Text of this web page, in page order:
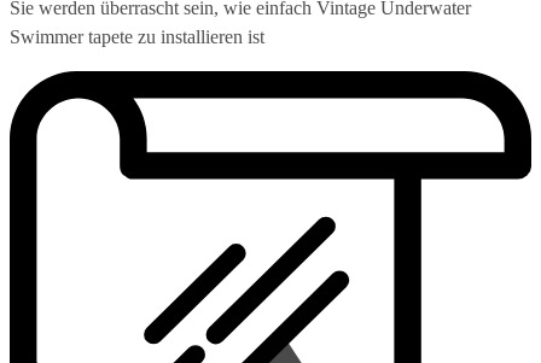
Sie werden überrascht sein, wie einfach Vintage Underwater
Swimmer tapete zu installieren ist